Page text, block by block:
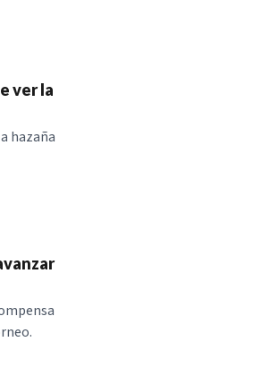
ver la
hazaña